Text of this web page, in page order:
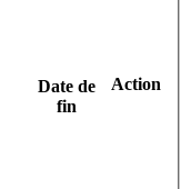
Action
Date de
fin